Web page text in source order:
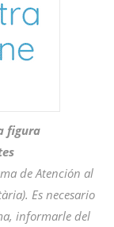
figura
de Atención al
Es necesario
informarle del